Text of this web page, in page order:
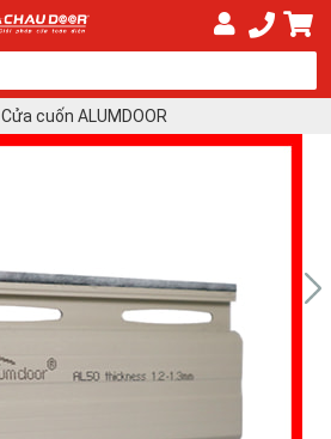
Cửa cuốn ALUMDOOR